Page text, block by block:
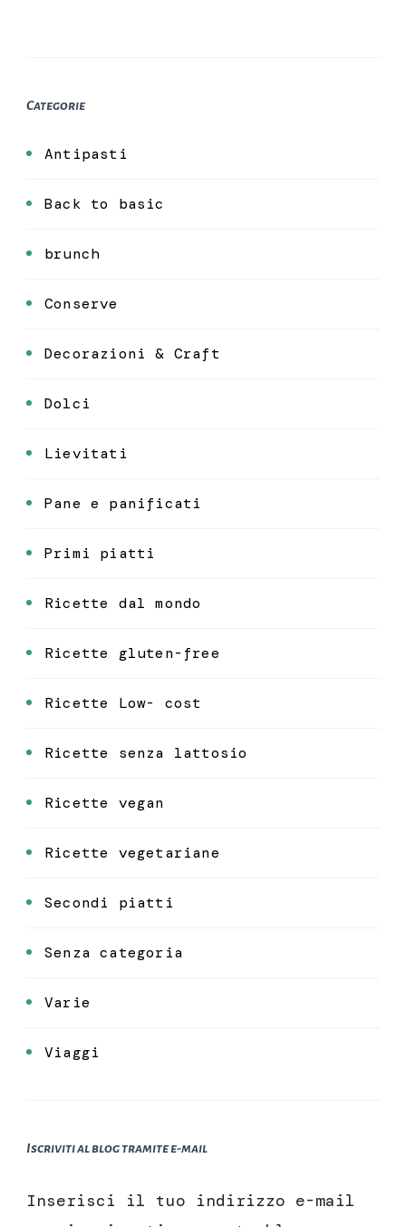
Categorie
Antipasti
Back to basic
brunch
Conserve
Decorazioni & Craft
Dolci
Lievitati
Pane e panificati
Primi piatti
Ricette dal mondo
Ricette gluten-free
Ricette Low- cost
Ricette senza lattosio
Ricette vegan
Ricette vegetariane
Secondi piatti
Senza categoria
Varie
Viaggi
Iscriviti al blog tramite e-mail
Inserisci il tuo indirizzo e-mail